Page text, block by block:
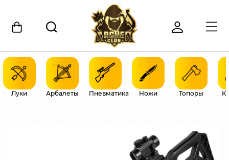
Луки Арбалеты Пневматика Ножи Топоры